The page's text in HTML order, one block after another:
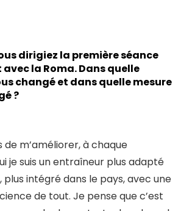
dirigiez la première séance
la Roma. Dans quelle
changé et dans quelle mesure
?
de m’améliorer, à chaque
je suis un entraîneur plus adapté
intégré dans le pays, avec une
de tout. Je pense que c’est